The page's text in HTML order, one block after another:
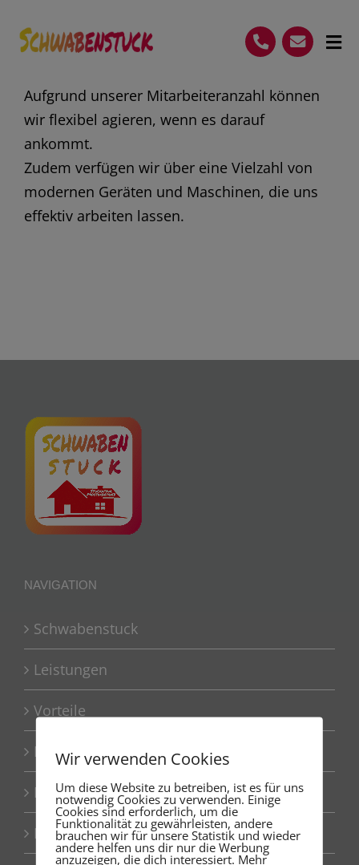
content
Startseite
Leistungen
Vorteile
Galerie
Aufgrund unserer Mitarbeiteranzahl können
wir flexibel agieren, wenn es darauf
ankommt.
Zudem verfügen wir über eine Vielzahl von
modernen Geräten und Maschinen, die uns
effektiv arbeiten lassen.
NAVIGATION
Schwabenstuck
Leistungen
Vorteile
FAQ
Kontakt
Datenschutzerklärung
Wir verwenden Cookies
Um diese Website zu betreiben, ist es für uns
notwendig Cookies zu verwenden. Einige
Cookies sind erforderlich, um die
Funktionalität zu gewährleisten, andere
brauchen wir für unsere Statistik und wieder
andere helfen uns dir nur die Werbung
anzuzeigen, die dich interessiert. Mehr